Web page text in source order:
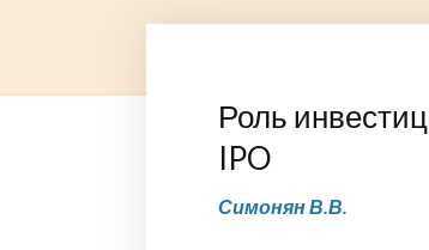
Роль
IPO
Симонян В.В.